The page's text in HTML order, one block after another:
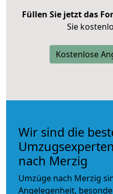
Füllen Sie jetzt das
Sie
Kostenlose
Wir sind die
nach Merzig
Umzüge nach Merzig
Angelegenheit,